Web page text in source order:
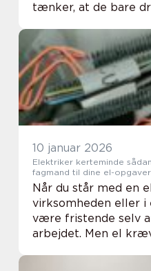
tænker, at de bare
det er blevet et
Samtidig er ...
10 januar 2026
Elektriker kerteminde sådan vælger du den rette
fagmand til dine el-opgaver
Når du står med en
virksomheden eller i
være fristende selv
arbejdet. Men el
elektriker sørger for,